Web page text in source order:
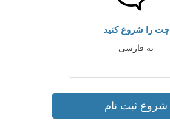
چت را شروع کنید
به فارسی
شروع ثبت نام